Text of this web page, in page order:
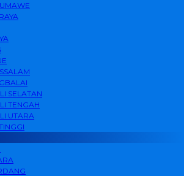
SELATAN
TENGAH
UTARA